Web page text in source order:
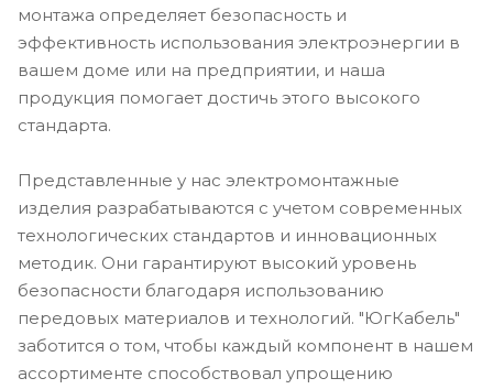
монтажа определяет безопасность и
эффективность использования электроэнергии в
вашем доме или на предприятии, и наша
продукция помогает достичь этого высокого
стандарта.
Представленные у нас электромонтажные
изделия разрабатываются с учетом современных
технологических стандартов и инновационных
методик. Они гарантируют высокий уровень
безопасности благодаря использованию
передовых материалов и технологий. "ЮгКабель"
заботится о том, чтобы каждый компонент в нашем
ассортименте способствовал упрощению